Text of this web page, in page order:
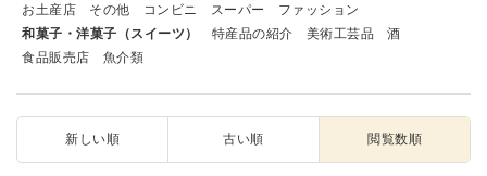
お土産店 その他 コンビニ スーパー
ファッション
和菓子・洋菓子（スイーツ）
特産品の紹介 美術工芸品
酒
食品販売店
魚介類
新しい順 古い順 閲覧数順